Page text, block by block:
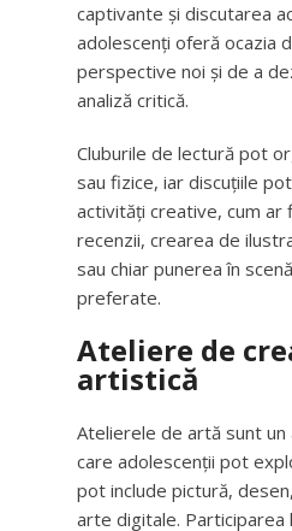
captivante și discutarea
adolescenți oferă ocazia
perspective noi și de a
analiză critică.
Cluburile de lectură pot
sau fizice, iar discuțiile
activități creative, cum ar
recenzii, crearea de
sau chiar punerea în
preferate.
Ateliere de
artistică
Atelierele de artă sunt un
care adolescenții pot
pot include pictură,
arte digitale.